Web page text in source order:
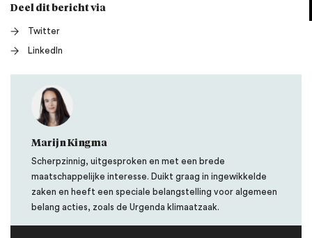
Deel dit bericht via
Twitter
LinkedIn
Marijn Kingma
Scherpzinnig, uitgesproken en met een brede
maatschappelijke interesse. Duikt graag in ingewikkelde
zaken en heeft een speciale belangstelling voor algemeen
belang acties, zoals de Urgenda klimaatzaak.